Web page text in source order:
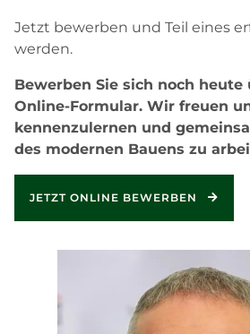
Jetzt bewerben und Teil eines
werden.
Bewerben Sie sich noch heute
Online-Formular. Wir freuen
kennenzulernen und
des modernen Bauens zu
JETZT ONLINE BEWERBEN